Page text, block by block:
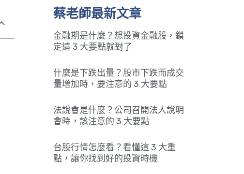
蔡老師最新文章
金融期是什麼？想投資金融股，鎖
定這 3 大要點就對了
什麼是下跌出量？股市下跌而成交
量增加時，要注意的 3 大要點
法說會是什麼？公司召開法人說明
會時，該注意的 3 大要點
台股行情怎麼看？看懂這 3 大重
點，讓你找到好的投資時機